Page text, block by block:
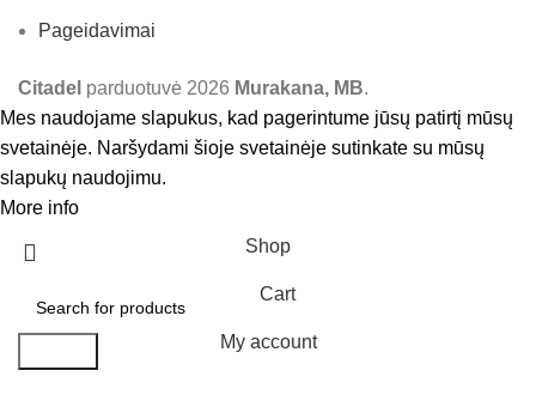
Pageidavimai
Citadel parduotuvė 2026 Murakana, MB.
Mes naudojame slapukus, kad pagerintume jūsų patirtį mūsų
svetainėje. Naršydami šioje svetainėje sutinkate su mūsų
slapukų naudojimu.
More info
Shop
Cart
My account